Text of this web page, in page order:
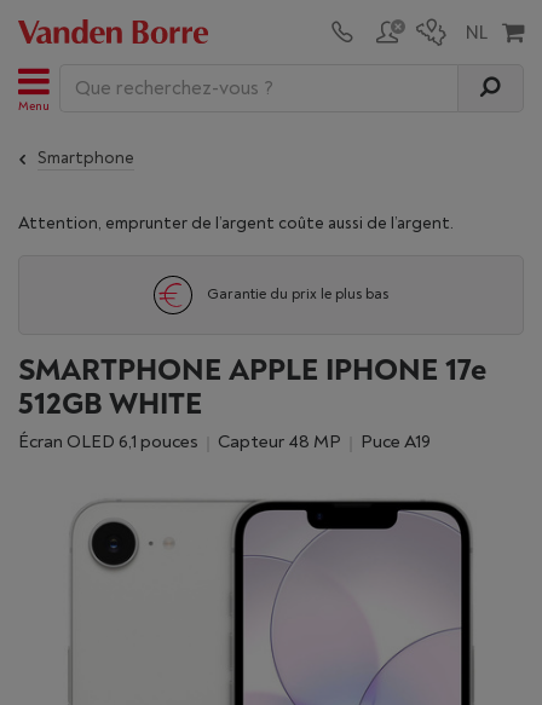
Menu
Smartphone
Attention, emprunter de l’argent coûte aussi de l’argent.
Garantie du prix le plus bas
SMARTPHONE APPLE IPHONE 17e
512GB WHITE
Écran OLED 6,1 pouces Capteur 48 MP Puce A19